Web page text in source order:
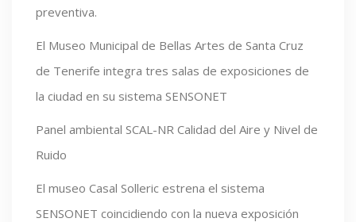
preventiva.
El Museo Municipal de Bellas Artes de Santa Cruz
de Tenerife integra tres salas de exposiciones de
la ciudad en su sistema SENSONET
Panel ambiental SCAL-NR Calidad del Aire y Nivel de
Ruido
El museo Casal Solleric estrena el sistema
SENSONET coincidiendo con la nueva exposición